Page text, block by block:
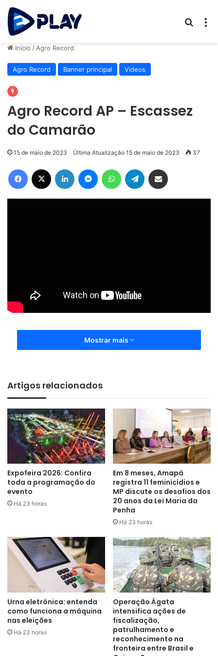
Início / Agro Record
Agro Record Banner principal Videos
Agro Record AP – Escassez
do Camarão
15 de maio de 2023 Última Atualização 15 de maio de 2023 37
Mostrar mais
Artigos relacionados
Expofeira 2026: Confira
toda a programação do
evento
Há 23 horas
Em 8 meses, Amapá
registra 11 feminicídios e
MP discute os desafios dos
20 anos da Lei Maria da
Penha
Há 23 horas
Urna eletrônica: entenda
como funciona a máquina
nas eleições
Há 23 horas
Operação Ágata
intensifica ações de
fiscalização,
patrulhamento e
reconhecimento na
fronteira entre Brasil e